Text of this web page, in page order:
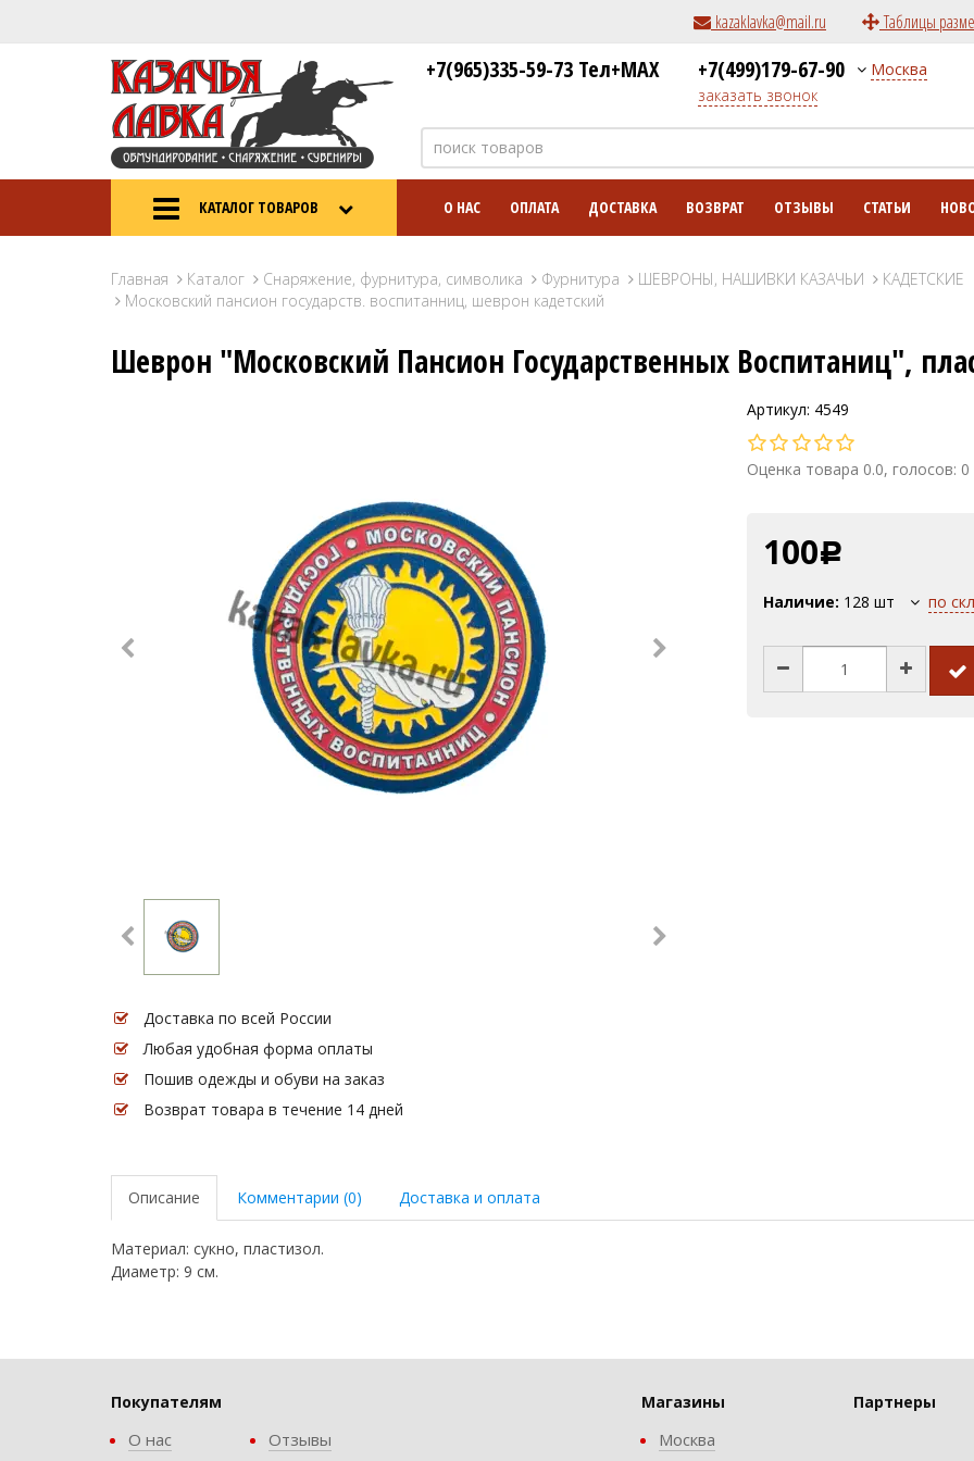
kazaklavka@mail.ru Таблицы
+7(965)335-59-73 Тел+MAX +7(499)179-67-90
заказать звонок
Москва
КАТАЛОГ ТОВАРОВ О НАС ОПЛАТА ДОСТАВКА ВОЗВРАТ ОТЗЫВЫ СТАТЬИ
Главная Каталог Снаряжение, фурнитура, символика Фурнитура ШЕВРОНЫ, НАШИВКИ КАЗАЧЬИ
КАДЕТСКИЕ
Московский пансион государств. воспитанниц, шеврон кадетский
Шеврон "Московский Пансион Государственных Воспитаниц",
Доставка по всей России
Любая удобная форма оплаты
Пошив одежды и обуви на заказ
Возврат товара в течение 14 дней
Артикул: 4549
Оценка товара 0.0, голосов: 0
100Р
Наличие: 128 шт по
Описание Комментарии (0) Доставка и оплата
Материал: сукно, пластизол.
Диаметр: 9 см.
Покупателям
О нас
Отзывы
Магазины
Москва
Партнеры